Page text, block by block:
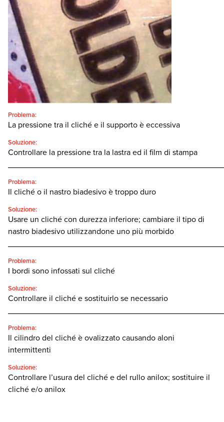
Italiano
SEARCH
Problema:
La pressione tra il cliché e il supporto è eccessiva
Soluzione:
Controllare la pressione tra la lastra ed il film di stampa
Problema:
Il cliché o il nastro biadesivo è troppo duro
Soluzione:
Usare un cliché con durezza inferiore; cambiare il tipo di
nastro biadesivo utilizzandone uno più morbido
Problema:
I bordi sono infossati sul cliché
Soluzione:
Controllare il cliché e sostituirlo se necessario
Problema:
Il cilindro del cliché è ovalizzato causando aloni
intermittenti
Soluzione:
Controllare l’usura del cliché e del rullo anilox; sostituire il
cliché e/o anilox